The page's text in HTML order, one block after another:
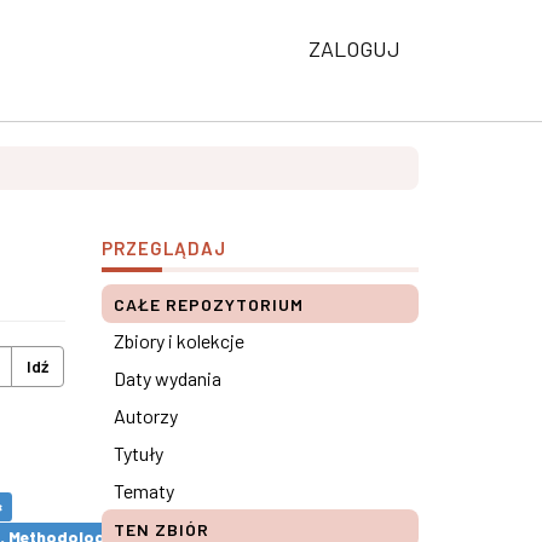
ZALOGUJ
Idź
remarks ×
PRZEGLĄDAJ
CAŁE REPOZYTORIUM
Zbiory i kolekcje
Daty wydania
Autorzy
Tytuły
Tematy
TEN ZBIÓR